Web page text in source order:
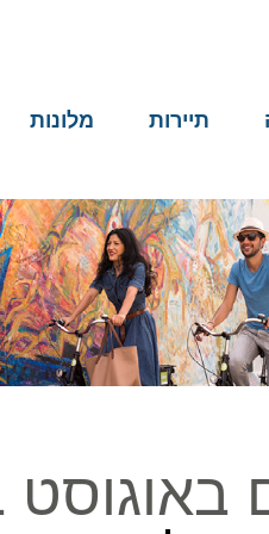
תיירות מלונות
ב3, 2014